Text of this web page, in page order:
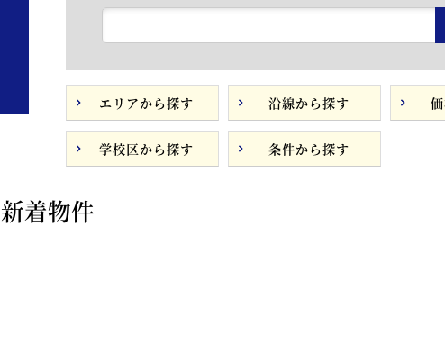
エリアから探す 沿線から探す
学校区から探す 条件から探す
新着物件